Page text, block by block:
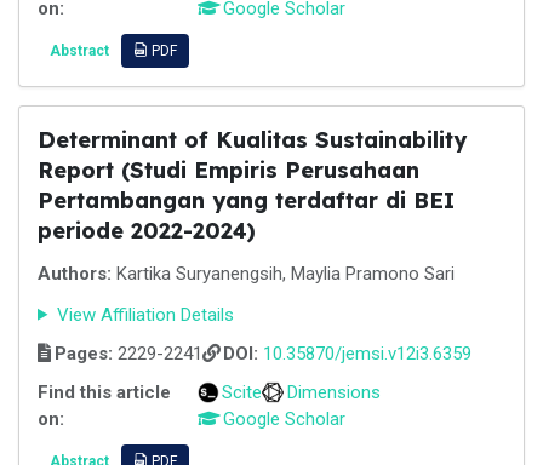
on:
Google Scholar
Abstract PDF
Determinant of Kualitas Sustainability
Report (Studi Empiris Perusahaan
Pertambangan yang terdaftar di BEI
periode 2022-2024)
Authors: Kartika Suryanengsih, Maylia Pramono Sari
View Affiliation Details
Pages: 2229-2241 DOI: 10.35870/jemsi.v12i3.6359
Find this article
on:
Scite
Dimensions
Google Scholar
Abstract PDF